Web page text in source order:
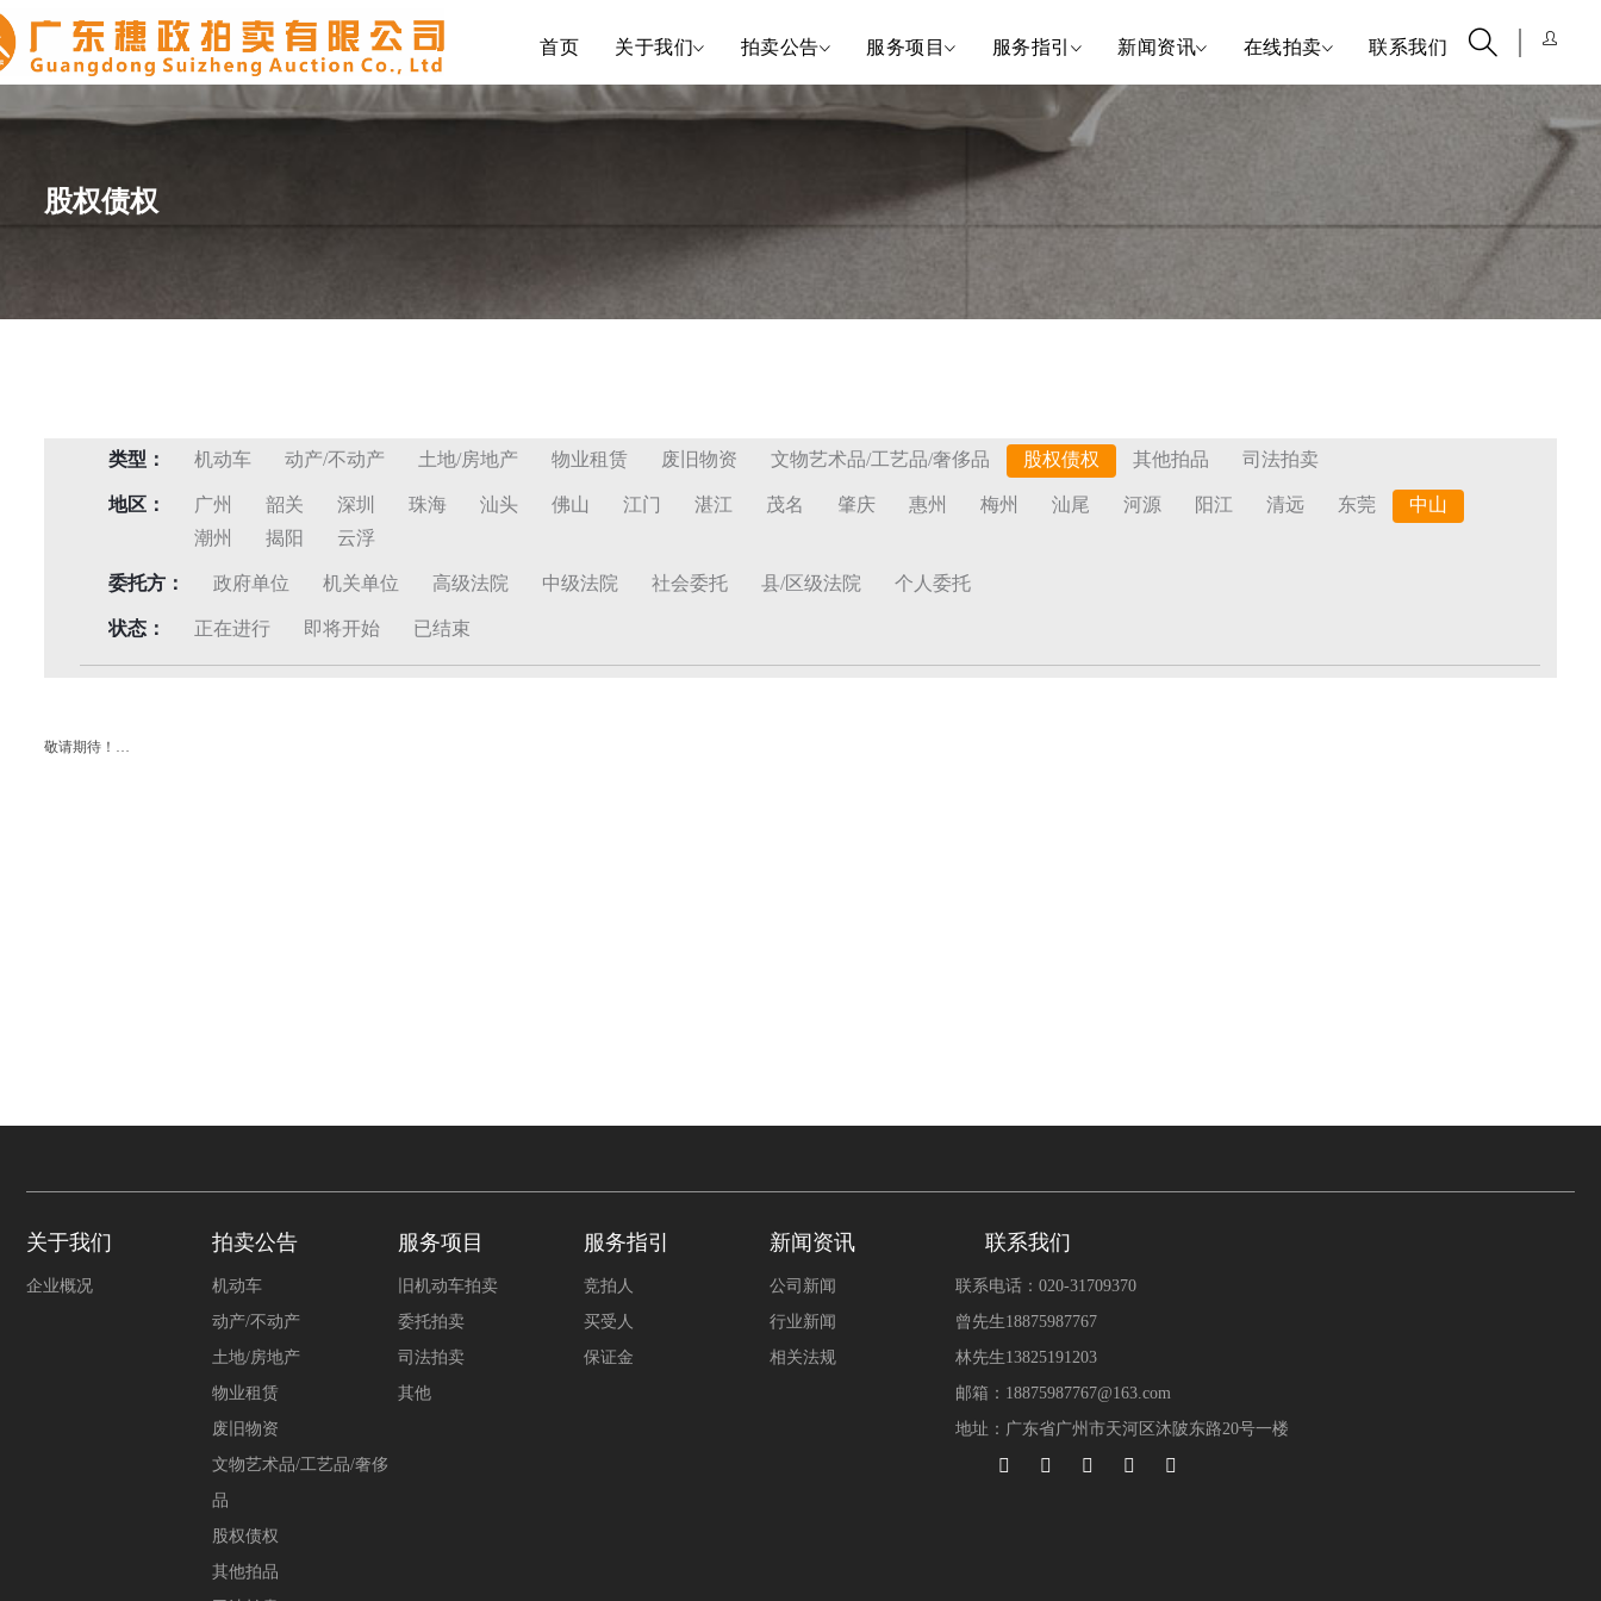
首页 关于我们 拍卖公告 服务项目 服务指引 新闻资讯 在线拍卖 联系我们
股权债权
类型： 机动车 动产/不动产 土地/房地产 物业租赁 废旧物资 文物艺术品/工艺品/奢侈品 股权债权 其他拍品 司法拍卖
地区： 广州 韶关 深圳 珠海 汕头 佛山 江门 湛江 茂名 肇庆 惠州 梅州 汕尾 河源 阳江 清远 东莞
中山
潮州
揭阳 云浮
委托方： 政府单位 机关单位 高级法院 中级法院 社会委托 县/区级法院 个人委托
状态： 正在进行 即将开始 已结束
敬请期待！…
关于我们
企业概况
拍卖公告
机动车
动产/不动产
土地/房地产
物业租赁
废旧物资
文物艺术品/工艺品/奢侈
品
股权债权
其他拍品
服务项目
旧机动车拍卖
委托拍卖
司法拍卖
其他
服务指引
竞拍人
买受人
保证金
新闻资讯
公司新闻
行业新闻
相关法规
联系我们
联系电话：020-31709370
曾先生18875987767
林先生13825191203
邮箱：18875987767@163.com
地址：广东省广州市天河区沐陂东路20号一楼